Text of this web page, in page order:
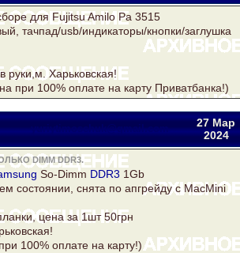
для Fujitsu Amilo Pa 3515
тачпад/usb/индикаторы/кнопки/заглушка
руки,м. Харьковская!
при 100% оплате на карту Приватбанка!)
yuriytimoschuk@gmail.com
27 Мар
2024
DIMM DDR3.
So-Dimm DDR3 1Gb
состоянии, снята по апгрейду с MacMini
цена за 1шт 50грн
при 100% оплате на карту!)